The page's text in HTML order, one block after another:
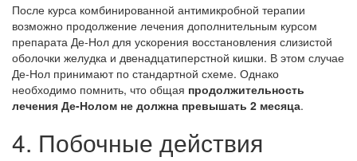
После курса комбинированной антимикробной терапии
возможно продолжение лечения дополнительным курсом
препарата Де-Нол для ускорения восстановления слизистой
оболочки желудка и двенадцатиперстной кишки. В этом случае
Де-Нол принимают по стандартной схеме. Однако
необходимо помнить, что общая продолжительность
лечения Де-Нолом не должна превышать 2 месяца.
4. Побочные действия